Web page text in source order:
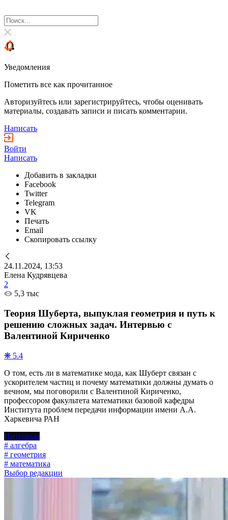
Уведомления
Пометить все как прочитанное
Авторизуйтесь или зарегистрируйтесь, чтобы оценивать
материалы, создавать записи и писать комментарии.
Написать
Войти
Написать
Добавить в закладки
Facebook
Twitter
Telegram
VK
Печать
Email
Скопировать ссылку
24.11.2024, 13:53
Елена Кудрявцева
2
5,3 тыс
Теория Шуберта, выпуклая геометрия и путь к
решению сложных задач. Интервью с
Валентиной Кириченко
❋ 5.4
О том, есть ли в математике мода, как Шуберт связан с
ускорителем частиц и почему математики должны думать о
вечном, мы поговорили с Валентиной Кириченко,
профессором факультета математики базовой кафедры
Института проблем передачи информации имени А.А.
Харкевича РАН
Интервью
# алгебра
# геометрия
# математика
Выбор редакции